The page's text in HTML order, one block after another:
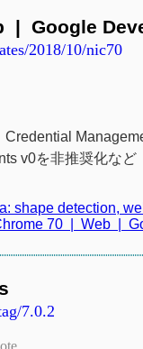
| Google
2018/10/nic70
v0を非推奨化など
shape detection,
70 | Web |
7.0.2